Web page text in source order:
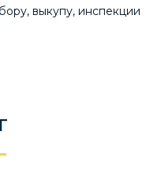
выкупу, инспекции